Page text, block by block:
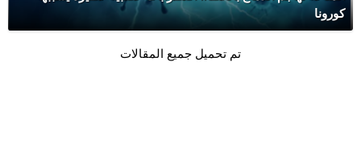
كورونا
تم تحميل جميع المقالات